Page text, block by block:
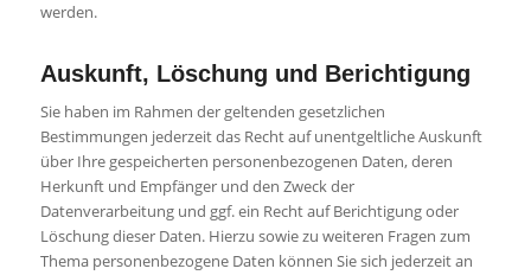
werden.
Auskunft, Löschung und Berichtigung
Sie haben im Rahmen der geltenden gesetzlichen
Bestimmungen jederzeit das Recht auf unentgeltliche Auskunft
über Ihre gespeicherten personenbezogenen Daten, deren
Herkunft und Empfänger und den Zweck der
Datenverarbeitung und ggf. ein Recht auf Berichtigung oder
Löschung dieser Daten. Hierzu sowie zu weiteren Fragen zum
Thema personenbezogene Daten können Sie sich jederzeit an